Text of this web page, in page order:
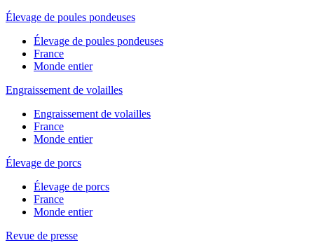
Élevage de poules pondeuses
Élevage de poules pondeuses
France
Monde entier
Engraissement de volailles
Engraissement de volailles
France
Monde entier
Élevage de porcs
Élevage de porcs
France
Monde entier
Revue de presse